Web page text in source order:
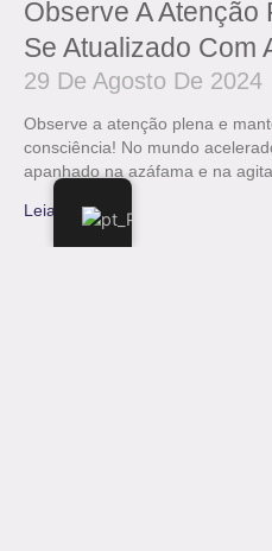
Observe A Atenção
Se Atualizado Com
29 De Agosto De 2024
Observe a atenção plena e
consciência! No mundo
apanhado na azáfama e na
Leia Mais "